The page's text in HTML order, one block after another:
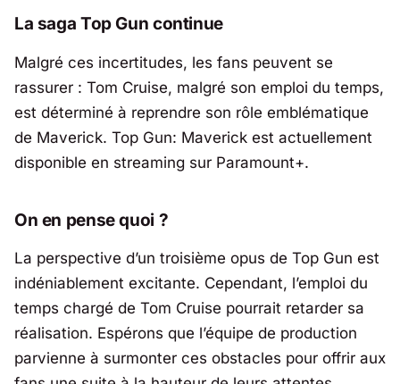
La saga Top Gun continue
Malgré ces incertitudes, les fans peuvent se
rassurer : Tom Cruise, malgré son emploi du temps,
est déterminé à reprendre son rôle emblématique
de Maverick. Top Gun: Maverick est actuellement
disponible en streaming sur Paramount+.
On en pense quoi ?
La perspective d’un troisième opus de Top Gun est
indéniablement excitante. Cependant, l’emploi du
temps chargé de Tom Cruise pourrait retarder sa
réalisation. Espérons que l’équipe de production
parvienne à surmonter ces obstacles pour offrir aux